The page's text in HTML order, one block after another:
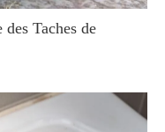
Taches de